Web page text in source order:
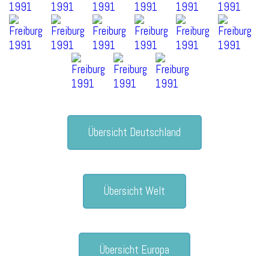
Übersicht Deutschland
Übersicht Welt
Übersicht Europa